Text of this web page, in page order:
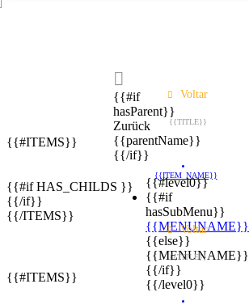

{{#if
hasParent}}
Zurück
{{parentName}}
{{/if}}
{{#level0}}
{{#if
hasSubMenu}}
{{MENUNAME}}
{{else}}
{{MENUNAME}}
{{/if}}
{{/level0}}
Voltar
{{TITLE}}
{{#ITEMS}}
{{ITEM_NAME}}
{{#if HAS_CHILDS }}
{{/if}}
{{/ITEMS}}
Voltar
{{TITLE}}
{{#ITEMS}}